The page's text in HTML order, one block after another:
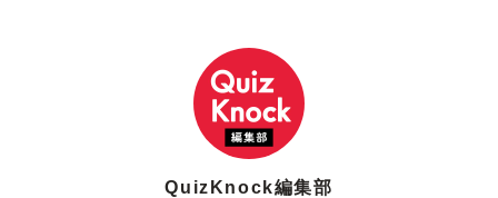
QuizKnock編集部